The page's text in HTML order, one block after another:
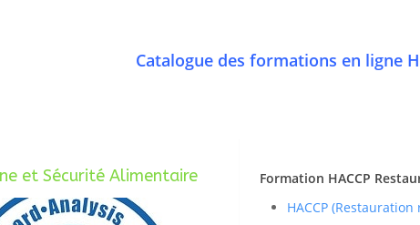
Catalogue des formations en ligne
et Sécurité Alimentaire
Formation HACCP
HACCP